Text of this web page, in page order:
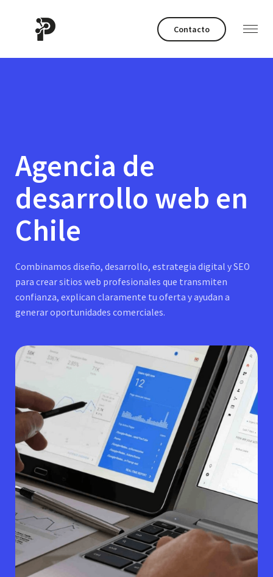
Contacto
Agencia de
desarrollo web en
Chile
Combinamos diseño, desarrollo, estrategia digital y SEO
para crear sitios web profesionales que transmiten
confianza, explican claramente tu oferta y ayudan a
generar oportunidades comerciales.